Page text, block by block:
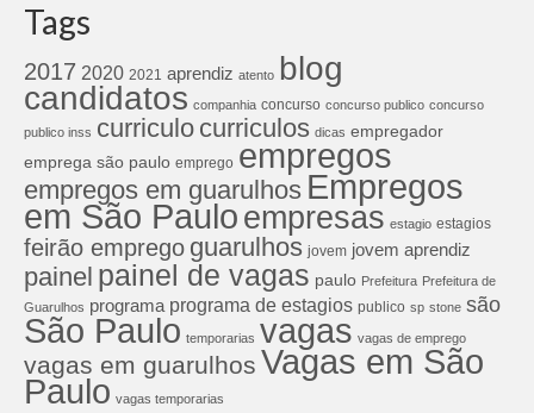
Tags
2017 2020 2021 aprendiz atento blog
candidatos companhia concurso concurso publico concurso
publico inss curriculo curriculos dicas empregador
emprega são paulo emprego empregos
empregos em guarulhos Empregos
em São Pauloempresas estagio estagios
feirão emprego guarulhos jovem jovem aprendiz
painel painel de vagas paulo Prefeitura Prefeitura de
Guarulhos programa programa de estagios publico sp stone são
São Paulo temporarias vagas vagas de emprego
vagas em guarulhos Vagas em São
Paulo vagas temporarias